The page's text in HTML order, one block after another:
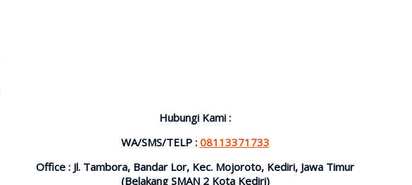
Hubungi Kami :
WA/SMS/TELP : 08113371733
Office : Jl. Tambora, Bandar Lor, Kec. Mojoroto, Kediri, Jawa Timur
(Belakang SMAN 2 Kota Kediri)